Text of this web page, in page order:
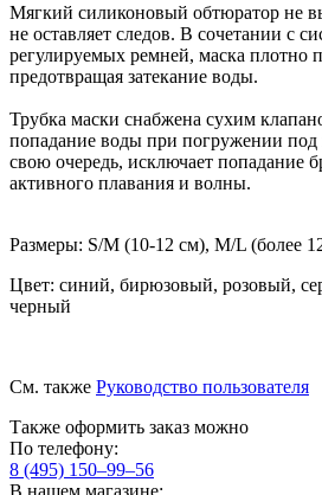
Мягкий силиконовый обтюратор не
не оставляет следов. В сочетании с
регулируемых ремней, маска плотно
предотвращая затекание воды.
Трубка маски снабжена сухим
попадание воды при погружении под
свою очередь, исключает попадание
активного плавания и волны.
Размеры: S/М (10-12 см), M/L (более
Цвет: синий, бирюзовый, розовый,
черный
См. также Руководство пользователя
Также оформить заказ можно
По телефону:
8 (495) 150–99–56
В нашем магазине: